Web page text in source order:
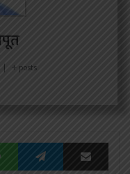
| + posts
WhatsAppTelegram Share via Email